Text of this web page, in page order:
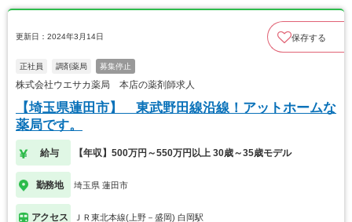
更新日：2024年3月14日 保存する
正社員 調剤薬局 募集停止
株式会社ウエサカ薬局 本店の薬剤師求人
【埼玉県蓮田市】 東武野田線沿線！アットホームな
薬局です。
給与 【年収】500万円～550万円以上 30歳～35歳モデル
勤務地 埼玉県 蓮田市
アクセス ＪＲ東北本線(上野－盛岡) 白岡駅